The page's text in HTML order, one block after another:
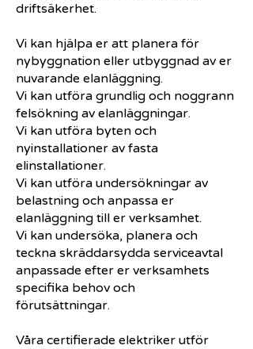
driftsäkerhet.
Vi kan hjälpa er att planera för
nybyggnation eller utbyggnad av er
nuvarande elanläggning.
Vi kan utföra grundlig och noggrann
felsökning av elanläggningar.
Vi kan utföra byten och
nyinstallationer av fasta
elinstallationer.
Vi kan utföra undersökningar av
belastning och anpassa er
elanläggning till er verksamhet.
Vi kan undersöka, planera och
teckna skräddarsydda serviceavtal
anpassade efter er verksamhets
specifika behov och
förutsättningar.
Våra certifierade elektriker utför